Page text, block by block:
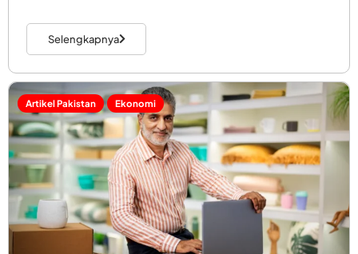
Selengkapnya
Artikel Pakistan Ekonomi